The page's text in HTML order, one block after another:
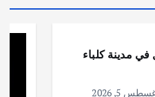
في مدينة كلباء
5, 2026